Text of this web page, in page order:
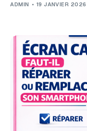
ADMIN 19 JANVIER 2026